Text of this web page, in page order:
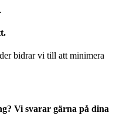
bidrar vi till att minimera
Vi svarar gärna på dina